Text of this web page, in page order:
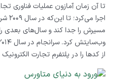
تا آن زمان آمازون عملیات فناوری
مسیرش را جدا کند و سال‌های بعدی
از کدها را در پلتفرم تجارت